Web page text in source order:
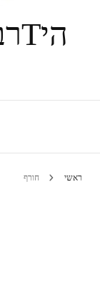
היTרבות – HiTarbut
ראשי חורף